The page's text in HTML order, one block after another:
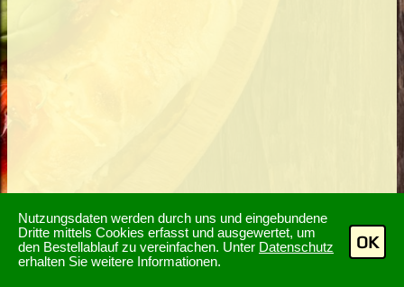
Nutzungsdaten werden durch uns und eingebundene
Dritte mittels Cookies erfasst und ausgewertet, um
den Bestellablauf zu vereinfachen. Unter Datenschutz
erhalten Sie weitere Informationen.
OK